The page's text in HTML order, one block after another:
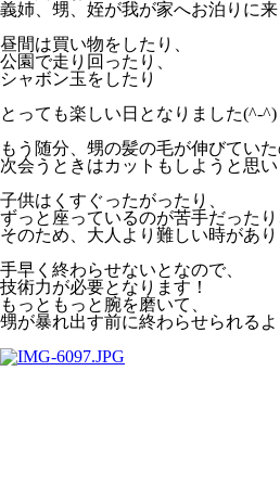
義姉、甥、姪が我が家へお泊りに
昼間は買い物をしたり、
公園で走り回ったり、
シャボン玉をしたり
とっても楽しい日となりました(^-^)
もう随分、甥の髪の毛が伸びてい
次会うときはカットもしようと思い
子供はくすぐったがったり、
ずっと座っているのが苦手だったり
そのため、大人より難しい時があ
手早く終わらせないとなので、
技術力が必要となります！
もっともっと腕を磨いて、
甥が暴れ出す前に終わらせられる